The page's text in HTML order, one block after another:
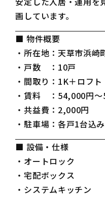
画しています。
■ 物件概要
・所在地：天草市浜崎
・戸数 ：10戸
・間取り：1K＋ロフト
・賃料 ：54,000円～
・共益費：2,000円
・駐車場：各戸1台込み
■ 設備・仕様
・オートロック
・宅配ボックス
・システムキッチン